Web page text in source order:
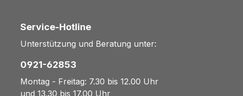
Service-Hotline
Unterstützung und Beratung unter:
0921-62853
Montag - Freitag: 7.30 bis 12.00 Uhr
und 13.30 bis 17.00 Uhr